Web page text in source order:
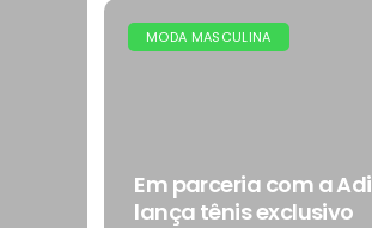
MODA MASCULINA
Em parceria com a
lança tênis exclusivo